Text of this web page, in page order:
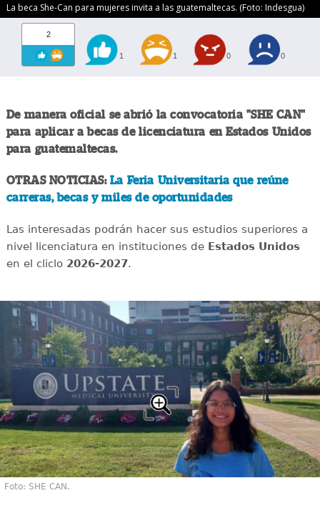
La beca She-Can para mujeres invita a las guatemaltecas. (Foto: Indesgua)
2
1 1 0 0
De manera oficial se abrió la convocatoria "SHE CAN"
para aplicar a becas de licenciatura en Estados Unidos
para guatemaltecas.
OTRAS NOTICIAS: La Feria Universitaria que reúne
carreras, becas y miles de oportunidades
Las interesadas podrán hacer sus estudios superiores a
nivel licenciatura en instituciones deEstados Unidos
en el cliclo 2026-2027.
Foto: SHE CAN.